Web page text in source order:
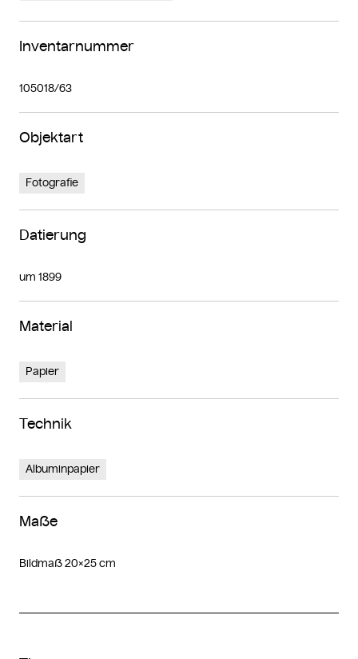
Inventarnummer
105018/63
Objektart
Fotografie
Datierung
um 1899
Material
Papier
Technik
Albuminpapier
Maße
Bildmaß 20×25 cm